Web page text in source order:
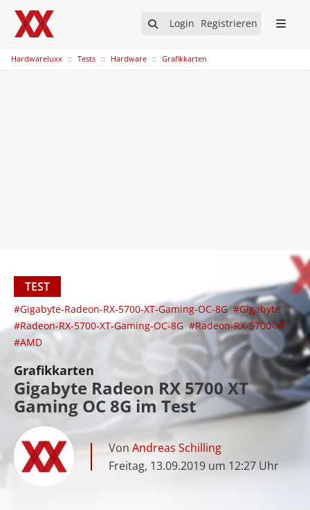
Login Registrieren
Hardwareluxx Tests Hardware Grafikkarten
TEST
#Gigabyte-Radeon-RX-5700-XT-Gaming-OC-8G #Gigabyte
#Radeon-RX-5700-XT-Gaming-OC-8G #Radeon-RX-5700-XT
#AMD
Grafikkarten
Gigabyte Radeon RX 5700 XT
Gaming OC 8G im Test
Von Andreas Schilling
Freitag, 13.09.2019 um 12:27 Uhr